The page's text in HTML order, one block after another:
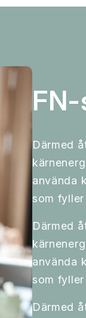
Därmed
använda
som
Därmed
använda
som
Därmed